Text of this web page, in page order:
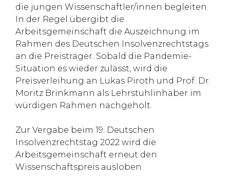
die jungen Wissenschaftler/innen begleiten.
In der Regel übergibt die
Arbeitsgemeinschaft die Auszeichnung im
Rahmen des Deutschen Insolvenzrechtstags
an die Preisträger. Sobald die Pandemie-
Situation es wieder zulässt, wird die
Preisverleihung an Lukas Piroth und Prof. Dr.
Moritz Brinkmann als Lehrstuhlinhaber im
würdigen Rahmen nachgeholt.
Zur Vergabe beim 19. Deutschen
Insolvenzrechtstag 2022 wird die
Arbeitsgemeinschaft erneut den
Wissenschaftspreis ausloben.